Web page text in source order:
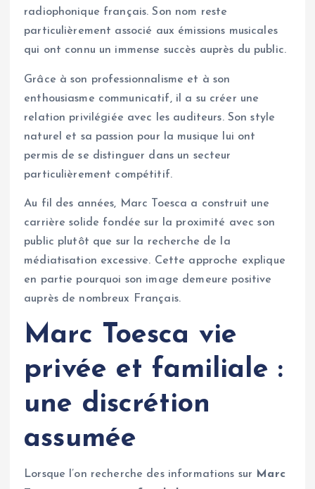
radiophonique français. Son nom reste
particulièrement associé aux émissions musicales
qui ont connu un immense succès auprès du public.
Grâce à son professionnalisme et à son
enthousiasme communicatif, il a su créer une
relation privilégiée avec les auditeurs. Son style
naturel et sa passion pour la musique lui ont
permis de se distinguer dans un secteur
particulièrement compétitif.
Au fil des années, Marc Toesca a construit une
carrière solide fondée sur la proximité avec son
public plutôt que sur la recherche de la
médiatisation excessive. Cette approche explique
en partie pourquoi son image demeure positive
auprès de nombreux Français.
Marc Toesca vie
privée et familiale :
une discrétion
assumée
Lorsque l’on recherche des informations sur Marc